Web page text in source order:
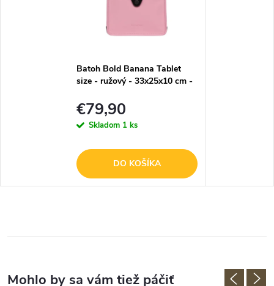
Batoh Bold Banana Tablet
size - ružový - 33x25x10 cm -
€79,90
Skladom 1 ks
DO KOŠÍKA